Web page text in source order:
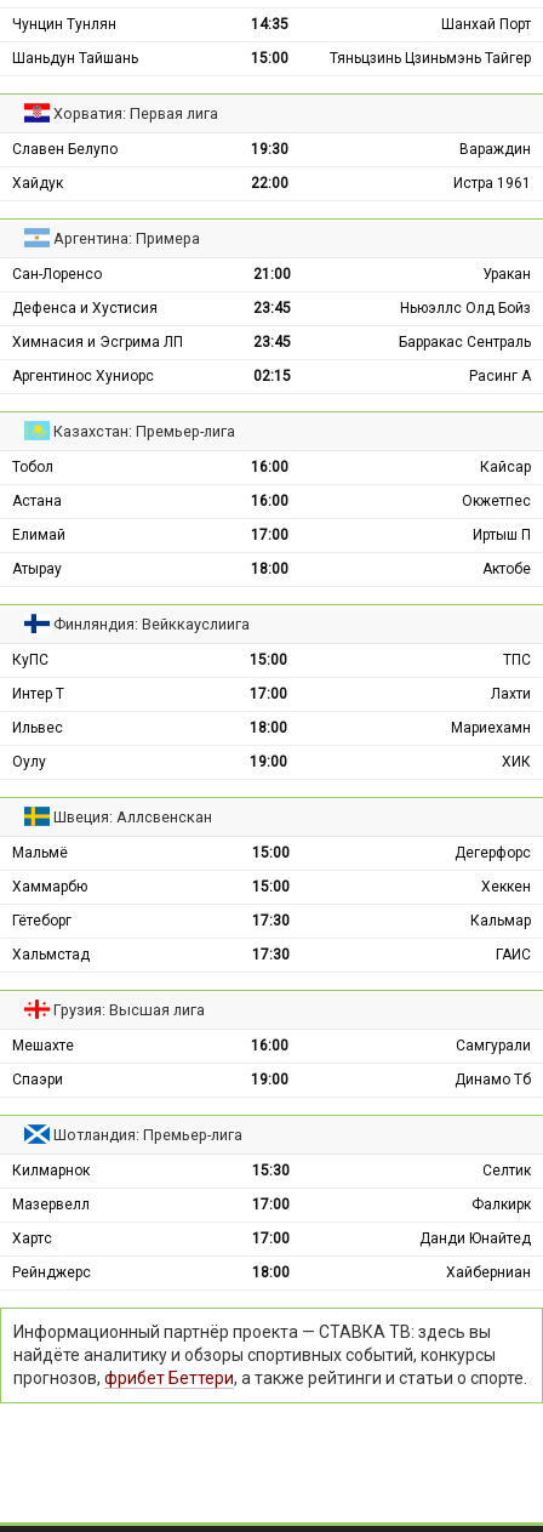
Чунцин Тунлян
14:35
Шанхай Порт
Шаньдун Тайшань
15:00 Тяньцзинь Цзиньмэнь Тайгер
Хорватия: Первая лига
Славен Белупо 19:30
Вараждин
Хайдук
22:00 Истра 1961
Аргентина: Примера
Сан-Лоренсо 21:00
Уракан
Дефенса и Хустисия
23:45
Ньюэллс Олд Бойз
Химнасия и Эсгрима ЛП
23:45
Барракас Сентраль
Аргентинос Хуниорс
02:15 Расинг А
Казахстан: Премьер-лига
Тобол 16:00
Кайсар
Астана
16:00
Окжетпес
Елимай
17:00
Иртыш П
Атырау
18:00 Актобе
Финляндия: Вейккауслиига
КуПС 15:00
ТПС
Интер Т
17:00
Лахти
Ильвес
18:00
Мариехамн
Оулу
19:00 ХИК
Швеция: Аллсвенскан
Мальмё 15:00
Дегерфорс
Хаммарбю
15:00
Хеккен
Гётеборг
17:30
Кальмар
Хальмстад
17:30 ГАИС
Грузия: Высшая лига
Мешахте 16:00
Самгурали
Спаэри
19:00 Динамо Тб
Шотландия: Премьер-лига
Килмарнок 15:30
Селтик
Мазервелл
17:00
Фалкирк
Хартс
17:00
Данди Юнайтед
Рейнджерс
18:00 Хайберниан
Информационный партнёр проекта — СТАВКА ТВ: здесь вы
найдёте аналитику и обзоры спортивных событий, конкурсы
прогнозов, фрибет Беттери, а также рейтинги и статьи о спорте.